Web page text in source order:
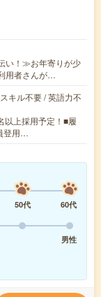
い！≫お年寄りが少
用者さんが…
キル不要 / 英語力不
以上採用予定！■履
登用…
50代
60代
男性